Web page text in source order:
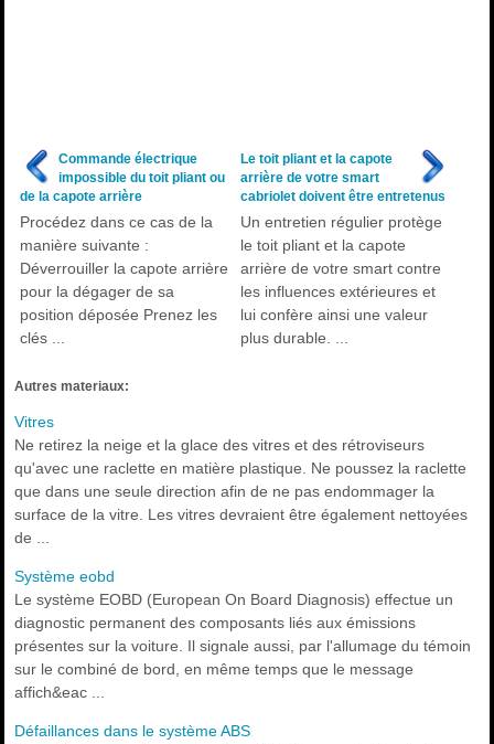
Commande électrique
impossible du toit pliant ou
de la capote arrière
Procédez dans ce cas de la
manière suivante :
Déverrouiller la capote arrière
pour la dégager de sa
position déposée Prenez les
clés ...
Le toit pliant et la capote
arrière de votre smart
cabriolet doivent être entretenus
Un entretien régulier protège
le toit pliant et la capote
arrière de votre smart contre
les influences extérieures et
lui confère ainsi une valeur
plus durable. ...
Autres materiaux:
Vitres
Ne retirez la neige et la glace des vitres et des rétroviseurs
qu'avec une raclette en matière plastique. Ne poussez la raclette
que dans une seule direction afin de ne pas endommager la
surface de la vitre. Les vitres devraient être également nettoyées
de ...
Système eobd
Le système EOBD (European On Board Diagnosis) effectue un
diagnostic permanent des composants liés aux émissions
présentes sur la voiture. Il signale aussi, par l'allumage du témoin
sur le combiné de bord, en même temps que le message
affich&eac ...
Défaillances dans le système ABS